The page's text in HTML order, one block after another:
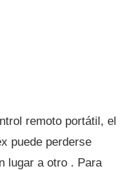
remoto portátil, el
puede perderse
lugar a otro . Para